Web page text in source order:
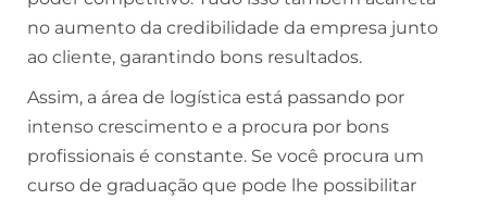
no aumento da credibilidade da empresa junto
ao cliente, garantindo bons resultados.
Assim, a área de logística está passando por
intenso crescimento e a procura por bons
profissionais é constante. Se você procura um
curso de graduação que pode lhe possibilitar